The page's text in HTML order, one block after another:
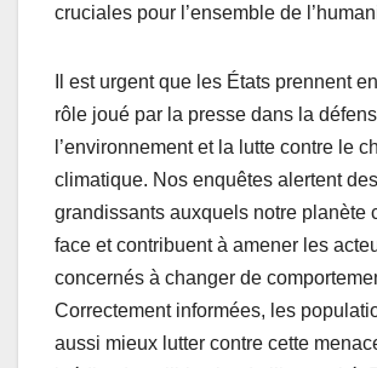
cruciales pour l’ensemble de
Il est urgent que les États prennent
rôle joué par la presse dans la
l’environnement et la lutte contre le
climatique. Nos enquêtes alertent
grandissants auxquels notre planète
face et contribuent à amener les
concernés à changer de
Correctement informées, les
aussi mieux lutter contre cette